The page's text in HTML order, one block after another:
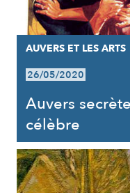
AUVERS ET LES ARTS
26/05/2020
Auvers
célèbre